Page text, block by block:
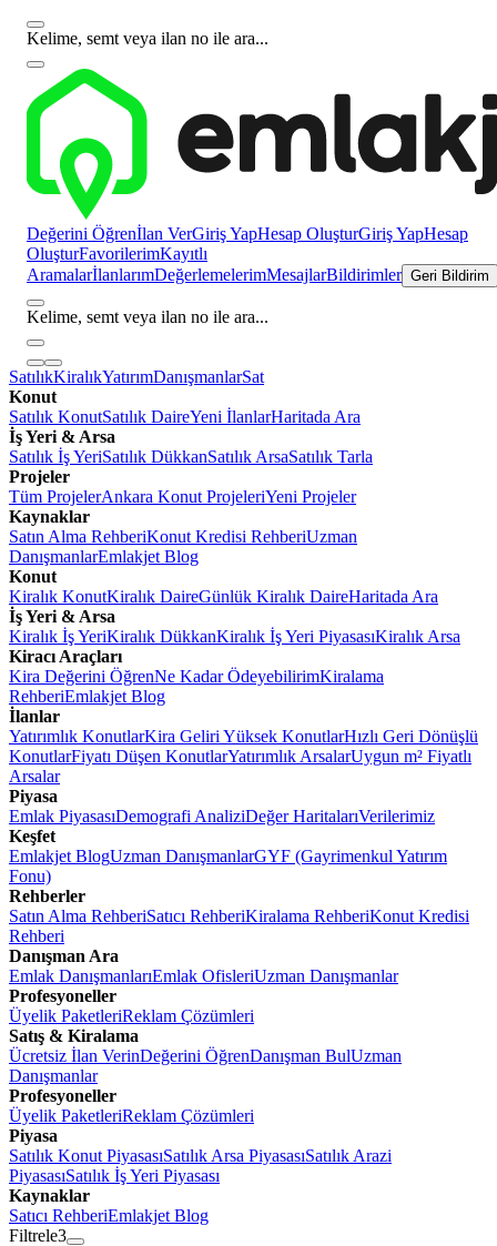
Kelime, semt veya ilan no ile ara...
Değerini Öğrenİlan VerGiriş YapHesap OluşturGiriş YapHesap
OluşturFavorilerimKayıtlı
AramalarİlanlarımDeğerlemelerimMesajlarBildirimler Geri Bildirim
Kelime, semt veya ilan no ile ara...
SatılıkKiralıkYatırımDanışmanlarSat
Konut
Satılık KonutSatılık DaireYeni İlanlarHaritada Ara
İş Yeri & Arsa
Satılık İş YeriSatılık DükkanSatılık ArsaSatılık Tarla
Projeler
Tüm ProjelerAnkara Konut ProjeleriYeni Projeler
Kaynaklar
Satın Alma RehberiKonut Kredisi RehberiUzman
DanışmanlarEmlakjet Blog
Konut
Kiralık KonutKiralık DaireGünlük Kiralık DaireHaritada Ara
İş Yeri & Arsa
Kiralık İş YeriKiralık DükkanKiralık İş Yeri PiyasasıKiralık Arsa
Kiracı Araçları
Kira Değerini ÖğrenNe Kadar ÖdeyebilirimKiralama
RehberiEmlakjet Blog
İlanlar
Yatırımlık KonutlarKira Geliri Yüksek KonutlarHızlı Geri Dönüşlü
KonutlarFiyatı Düşen KonutlarYatırımlık ArsalarUygun m² Fiyatlı
Arsalar
Piyasa
Emlak PiyasasıDemografi AnaliziDeğer HaritalarıVerilerimiz
Keşfet
Emlakjet BlogUzman DanışmanlarGYF (Gayrimenkul Yatırım
Fonu)
Rehberler
Satın Alma RehberiSatıcı RehberiKiralama RehberiKonut Kredisi
Rehberi
Danışman Ara
Emlak DanışmanlarıEmlak OfisleriUzman Danışmanlar
Profesyoneller
Üyelik PaketleriReklam Çözümleri
Satış & Kiralama
Ücretsiz İlan VerinDeğerini ÖğrenDanışman BulUzman
Danışmanlar
Profesyoneller
Üyelik PaketleriReklam Çözümleri
Piyasa
Satılık Konut PiyasasıSatılık Arsa PiyasasıSatılık Arazi
PiyasasıSatılık İş Yeri Piyasası
Kaynaklar
Satıcı RehberiEmlakjet Blog
Filtrele3